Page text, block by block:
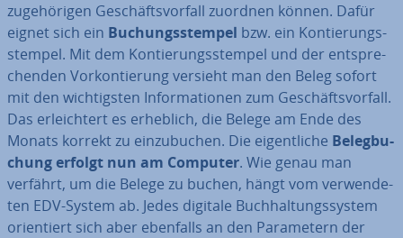
zu­ge­hö­ri­gen Ge­schäfts­vor­fall zuordnen können. Dafür
eignet sich ein Bu­chungs­stem­pel bzw. ein Kon­tie­rungs­
stem­pel. Mit dem Kon­tie­rungs­stem­pel und der ent­spre­
chen­den Vor­kon­tie­rung versieht man den Beleg sofort
mit den wich­tigs­ten In­for­ma­tio­nen zum Ge­schäfts­vor­fall.
Das er­leich­tert es erheblich, die Belege am Ende des
Monats korrekt zu ein­zu­bu­chen. Die ei­gent­li­che Be­leg­bu­
chung erfolgt nun am Computer. Wie genau man
verfährt, um die Belege zu buchen, hängt vom ver­wen­de­
ten EDV-System ab. Jedes digitale Buch­hal­tungs­sys­tem
ori­en­tiert sich aber ebenfalls an den Pa­ra­me­tern der